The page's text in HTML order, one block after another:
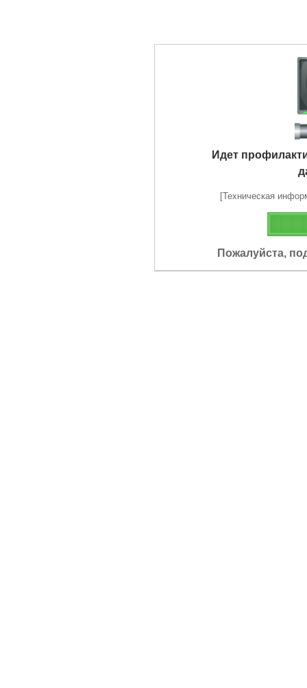
Идет
[Техническая
Пожалуйста,